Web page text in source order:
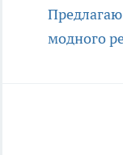
модного